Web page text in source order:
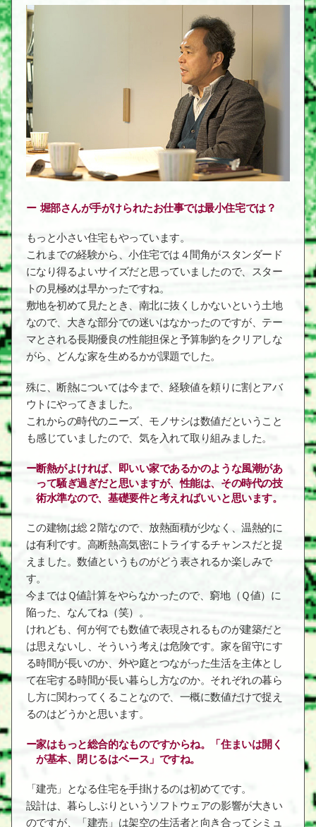
堀部さんが手がけられたお仕事では最小住宅では？
もっと小さい住宅もやっています。
これまでの経験から、小住宅では４間角がスタンダード
になり得るよいサイズだと思っていましたので、スター
トの見極めは早かったですね。
敷地を初めて見たとき、南北に抜くしかないという土地
なので、大きな部分での迷いはなかったのですが、テー
マとされる長期優良の性能担保と予算制約をクリアしな
がら、どんな家を生めるかが課題でした。
殊に、断熱については今まで、経験値を頼りに割とアバ
ウトにやってきました。
これからの時代のニーズ、モノサシは数値だということ
も感じていましたので、気を入れて取り組みました。
断熱がよければ、即いい家であるかのような風潮があ
って騒ぎ過ぎだと思いますが、性能は、その時代の技
術水準なので、基礎要件と考えればいいと思います。
この建物は総２階なので、放熱面積が少なく、温熱的に
は有利です。高断熱高気密にトライするチャンスだと捉
えました。数値というものがどう表されるか楽しみで
す。
今まではＱ値計算をやらなかったので、窮地（Ｑ値）に
陥った、なんてね（笑）。
けれども、何が何でも数値で表現されるものが建築だと
は思えないし、そういう考えは危険です。家を留守にす
る時間が長いのか、外や庭とつながった生活を主体とし
て在宅する時間が長い暮らし方なのか。それぞれの暮ら
し方に関わってくることなので、一概に数値だけで捉え
るのはどうかと思います。
家はもっと総合的なものですからね。「住まいは開く
が基本、閉じるはベース」ですね。
「建売」となる住宅を手掛けるのは初めてです。
設計は、暮らしぶりというソフトウェアの影響が大きい
のですが、「建売」は架空の生活者と向き合ってシミュ